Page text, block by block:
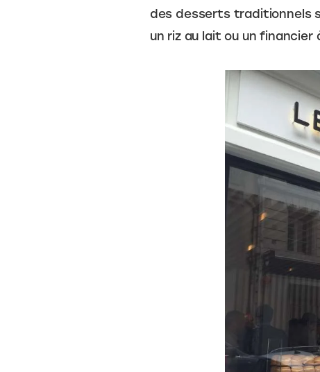
des desserts traditionnels
un riz au lait ou un financier